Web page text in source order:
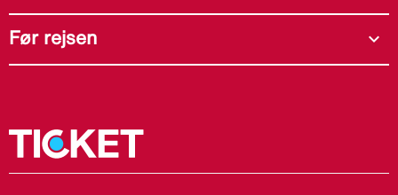
Før rejsen expand_more